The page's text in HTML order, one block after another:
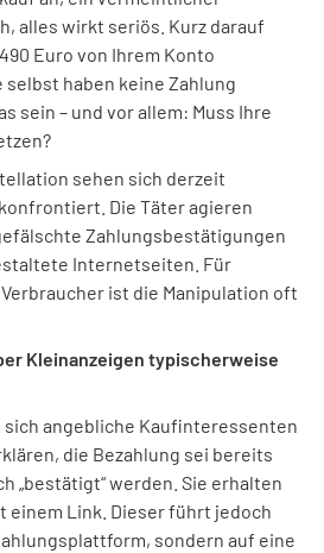
alles wirkt seriös. Kurz darauf
Euro von Ihrem Konto
haben keine Zahlung
sein – und vor allem: Muss Ihre
sehen sich derzeit
Die Täter agieren
Zahlungsbestätigungen
Internetseiten. Für
ist die Manipulation oft
Kleinanzeigen typischerweise
sich angebliche Kaufinteressenten
die Bezahlung sei bereits
„bestätigt“ werden. Sie erhalten
einem Link. Dieser führt jedoch
sondern auf eine